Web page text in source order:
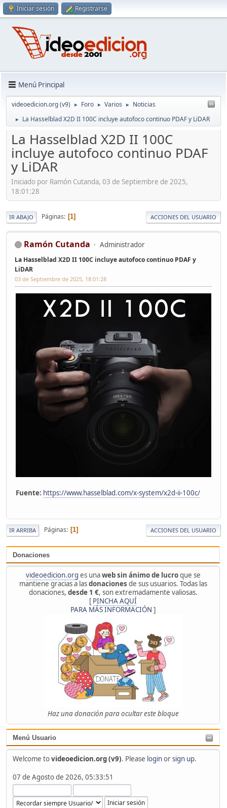
Iniciar sesión Registrarse
Menú Principal
videoedicion.org (v9) ► Foro ► Varios ► Noticias
► La Hasselblad X2D II 100C incluye autofoco continuo PDAF y LiDAR
Donaciones
videoedicion.org es unaweb sin ánimo de lucroque se
mantiene gracias a lasdonaciones de sus usuarios. Todas las
donaciones, desde 1 €, son extremadamente valiosas.
[ PINCHA AQUÍ
PARA MÁS INFORMACIÓN ]
Haz una donación para ocultar este bloque
Menú Usuario
Welcome tovideoedicion.org (v9). Please loginorsign up.
07 de Agosto de 2026, 05:33:51
La Hasselblad X2D II 100C
incluye autofoco continuo PDAF
y LiDAR
Iniciado por Ramón Cutanda, 03 de Septiembre de 2025,
18:01:28
IR ABAJO Páginas 1 ACCIONES DEL USUARIO
Ramón Cutanda Administrador
La Hasselblad X2D II 100C incluye autofoco continuo PDAF y
LiDAR
03 de Septiembre de 2025, 18:01:28
Fuente: https://www.hasselblad.com/x-system/x2d-ii-100c/
IR ARRIBA Páginas 1 ACCIONES DEL USUARIO